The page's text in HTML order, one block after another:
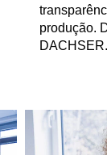
produção.
DACHSER.